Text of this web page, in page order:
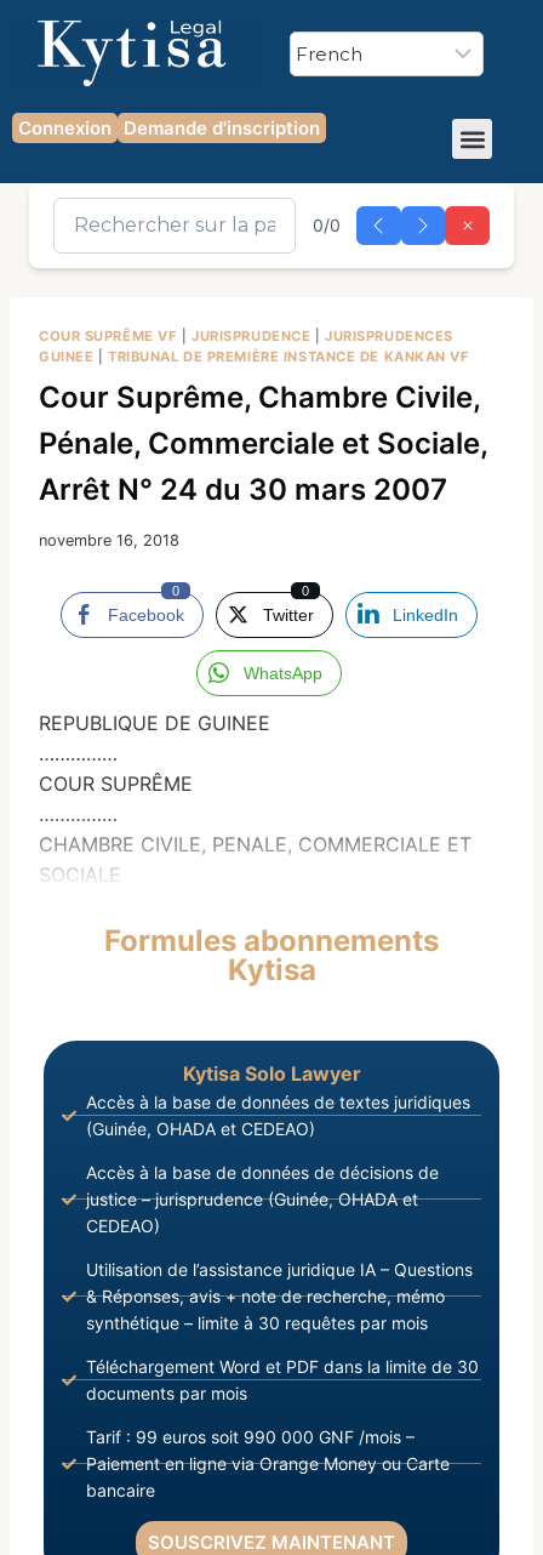
Connexion Demande d'inscription
0/0
COUR SUPRÊME VF |JURISPRUDENCE |JURISPRUDENCES
GUINEE |TRIBUNAL DE PREMIÈRE INSTANCE DE KANKAN VF
Cour Suprême, Chambre Civile,
Pénale, Commerciale et Sociale,
Arrêt N° 24 du 30 mars 2007
novembre 16, 2018
Facebook
0
Twitter
0
LinkedIn
WhatsApp
REPUBLIQUE DE GUINEE
……………
COUR SUPRÊME
……………
CHAMBRE CIVILE, PENALE, COMMERCIALE ET
SOCIALE
Formules abonnements
Kytisa
Kytisa Solo Lawyer
Accès à la base de données de textes juridiques
(Guinée, OHADA et CEDEAO)
Accès à la base de données de décisions de
justice – jurisprudence (Guinée, OHADA et
CEDEAO)
Utilisation de l’assistance juridique IA – Questions
& Réponses, avis + note de recherche, mémo
synthétique – limite à 30 requêtes par mois
Téléchargement Word et PDF dans la limite de 30
documents par mois
Tarif : 99 euros soit 990 000 GNF /mois –
Paiement en ligne via Orange Money ou Carte
bancaire
SOUSCRIVEZ MAINTENANT